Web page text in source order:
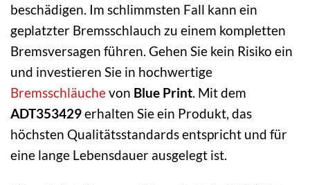
beschädigen. Im schlimmsten Fall kann ein
geplatzter Bremsschlauch zu einem kompletten
Bremsversagen führen. Gehen Sie kein Risiko ein
und investieren Sie in hochwertige
Bremsschläuchevon Blue Print. Mit dem
ADT353429erhalten Sie ein Produkt, das
höchsten Qualitätsstandards entspricht und für
eine lange Lebensdauer ausgelegt ist.